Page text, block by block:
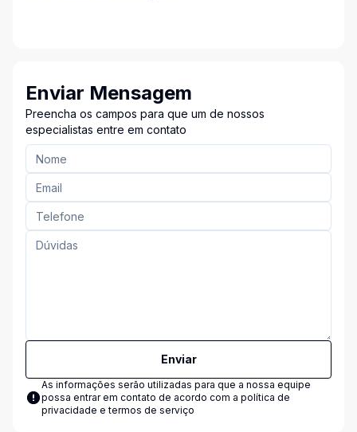
Enviar Mensagem
Preencha os campos para que um de nossos
especialistas entre em contato
Enviar
As informações serão utilizadas para que a nossa equipe
possa entrar em contato de acordo com a política de
privacidade e termos de serviço